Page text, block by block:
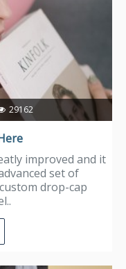
29162
improved and it
set of
drop-cap